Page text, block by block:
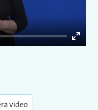
Enter
video